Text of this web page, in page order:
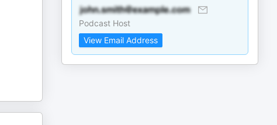
Podcast Host
View Email Address